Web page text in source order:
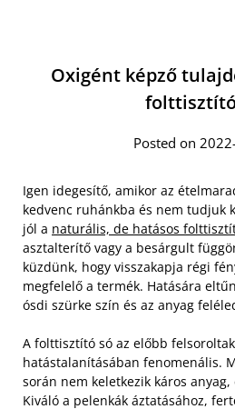
Oxigént képző
Posted on
Igen idegesítő, amikor az
kedvenc ruhánkba és nem tudjuk
jól a naturális, de hatásos
asztalterítő vagy a besárgult
küzdünk, hogy visszakapja régi
megfelelő a termék. Hatására
ósdi szürke szín és az anyag
A folttisztító só az előbb
hatástalanításában fenomenális.
során nem keletkezik káros
Kiváló a pelenkák áztatásához,